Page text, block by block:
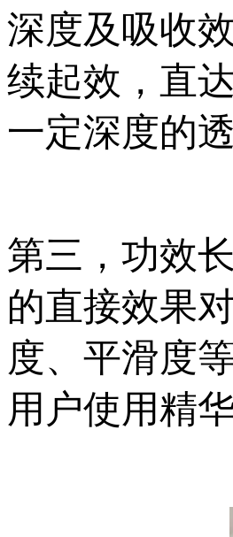
深度及吸收
续起效，直
一定深度的
第三，功效
的直接效果
度、平滑度
用户使用精